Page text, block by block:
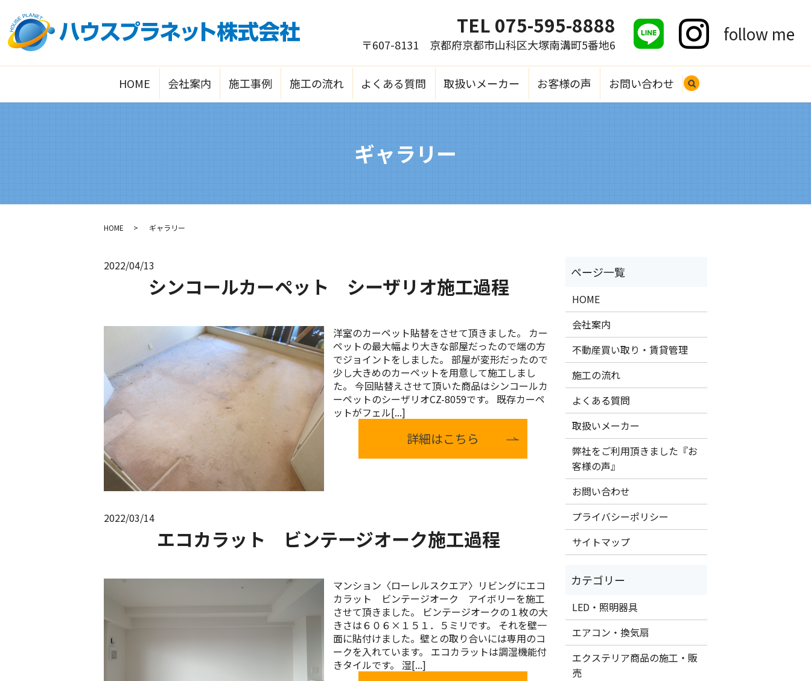
HOME 会社案内 施工事例 施工の流れ よくある質問 取扱いメーカー お客様の声 お問い合わせ
search
TEL 075-595-8888
〒607-8131 京都府京都市山科区大塚南溝町5番地6 follow me
ギャラリー
HOME ギャラリー
2022/04/13
シンコールカーペット シーザリオ施工過程
洋室のカーペット貼替をさせて頂きました。 カー
ペットの最大幅より大きな部屋だったので端の方
でジョイントをしました。 部屋が変形だったので
少し大きめのカーペットを用意して施工しまし
た。 今回貼替えさせて頂いた商品はシンコールカ
ーペットのシーザリオCZ-8059です。 既存カーペ
ットがフェル[...]
詳細はこちら
2022/03/14
エコカラット ビンテージオーク施工過程
マンション〈ローレルスクエア〉リビングにエコ
カラット ビンテージオーク アイボリーを施工
させて頂きました。 ビンテージオークの１枚の大
きさは６０６×１５１．５ミリです。 それを壁一
面に貼付けました。壁との取り合いには専用のコ
ークを入れています。 エコカラットは調湿機能付
きタイルです。 湿[...]
HOME
会社案内
不動産買い取り・賃貸管理
施工の流れ
よくある質問
取扱いメーカー
弊社をご利用頂きました『お
客様の声』
お問い合わせ
プライバシーポリシー
サイトマップ
LED・照明器具
エアコン・換気扇
エクステリア商品の施工・販
売